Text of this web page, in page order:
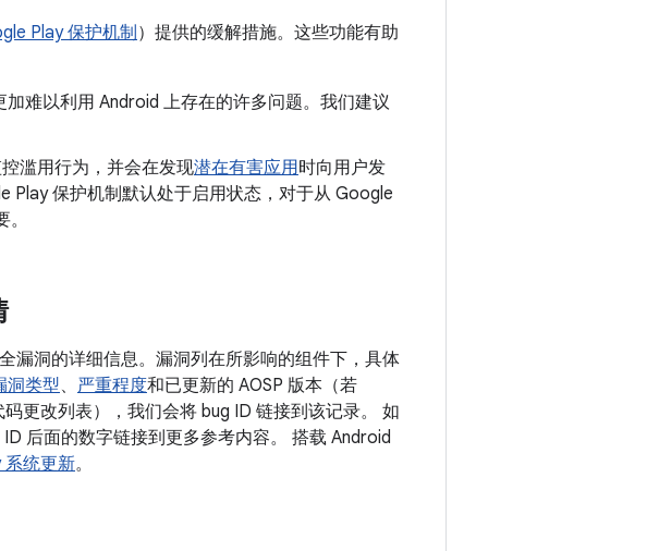
Play 保护机制 ）提供的缓解措施。这些功能有助
难以利用 Android 上存在的许多问题。我们建议
滥用行为，并会在发现潜在有害应用时向用户发
Play 保护机制默认处于启用状态，对于从 Google
漏洞的详细信息。漏洞列在所影响的组件下，具体
洞类型、 严重程度和已更新的 AOSP 版本（若
更改列表），我们会将 bug ID 链接到该记录。 如
后面的数字链接到更多参考内容。 搭载 Android
系统更新。